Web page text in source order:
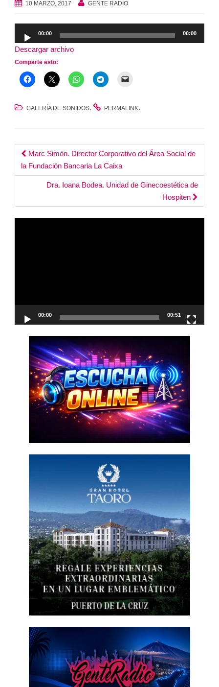
10 MARZO, 2017 GENTE RADIO
de
audio
00:00 00:00
Descargar archivo
Comparte esto:
GALERÍA DE SONIDOS. PERMALINK.
Post
navigation
Marc Simón. Director Corporativo del Área Social de
la Fundación Bancaria La Caixa
Dra. Ioana Bodea. Unidad de Ginecoestética de
Hospiten
00:00 00:51